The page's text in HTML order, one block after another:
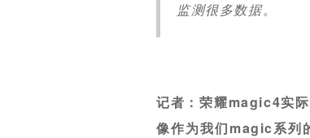
监测很多数据。
记者：荣耀magic4实
像作为我们magic系列